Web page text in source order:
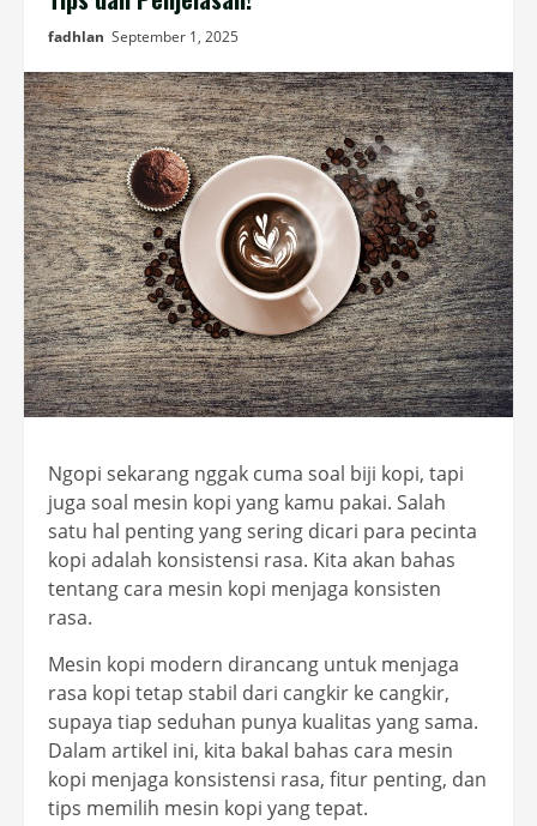
fadhlan September 1, 2025
Ngopi sekarang nggak cuma soal biji kopi, tapi
juga soal mesin kopi yang kamu pakai. Salah
satu hal penting yang sering dicari para pecinta
kopi adalah konsistensi rasa. Kita akan bahas
tentang cara mesin kopi menjaga konsisten
rasa.
Mesin kopi modern dirancang untuk menjaga
rasa kopi tetap stabil dari cangkir ke cangkir,
supaya tiap seduhan punya kualitas yang sama.
Dalam artikel ini, kita bakal bahas cara mesin
kopi menjaga konsistensi rasa, fitur penting, dan
tips memilih mesin kopi yang tepat.